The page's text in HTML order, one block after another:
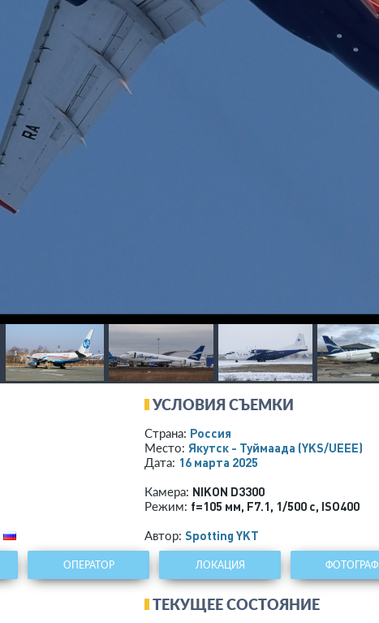
УСЛОВИЯ СЪЕМКИ
Страна: Россия
Место: Якутск - Туймаада (YKS/UEEE)
Дата: 16 марта 2025
Камера: NIKON D3300
Режим: f=105 мм, F7.1, 1/500 с, ISO400
Автор: Spotting YKT
ОПЕРАТОР ЛОКАЦИЯ ФОТОГРАФ
ТЕКУЩЕЕ СОСТОЯНИЕ